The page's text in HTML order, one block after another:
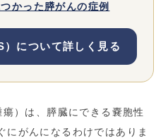
かった膵がんの症例
について詳しく見る
）は、膵臓にできる嚢胞性
にがんになるわけではありま